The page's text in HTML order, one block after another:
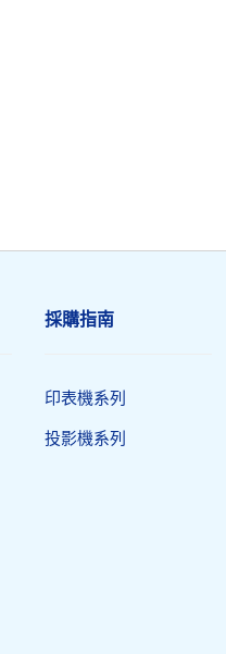
採購指南
印表機系列
投影機系列